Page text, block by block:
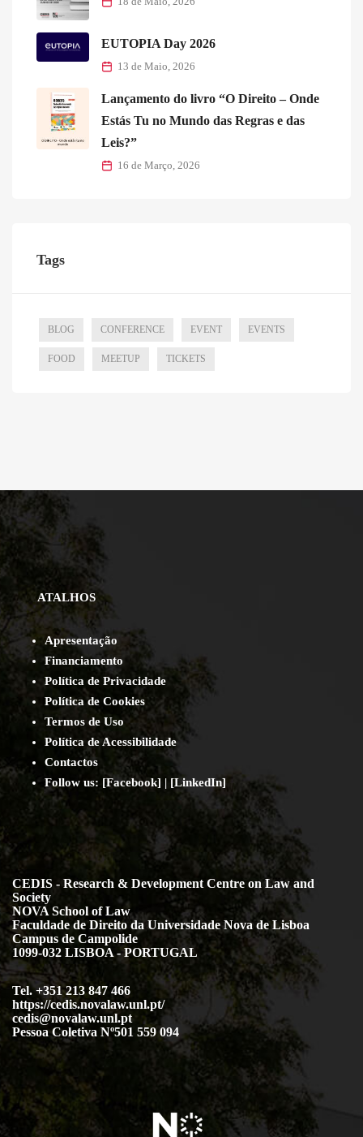
EUTOPIA Day 2026
13 de Maio, 2026
Lançamento do livro “O Direito – Onde
Estás Tu no Mundo das Regras e das
Leis?”
16 de Março, 2026
Tags
BLOG CONFERENCE EVENT EVENTS
FOOD MEETUP TICKETS
ATALHOS
Apresentação
Financiamento
Política de Privacidade
Política de Cookies
Termos de Uso
Política de Acessibilidade
Contactos
Follow us: [Facebook] | [LinkedIn]
CEDIS - Research & Development Centre on Law and
Society
NOVA School of Law
Faculdade de Direito da Universidade Nova de Lisboa
Campus de Campolide
1099-032 LISBOA - PORTUGAL
Tel. +351 213 847 466
https://cedis.novalaw.unl.pt/
cedis@novalaw.unl.pt
Pessoa Coletiva Nº501 559 094